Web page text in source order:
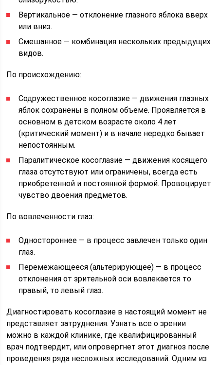
Вертикальное — отклонение глазного яблока вверх
или вниз.
Смешанное — комбинация нескольких предыдущих
видов.
По происхождению:
Содружественное косоглазие — движения глазных
яблок сохранены в полном объеме. Проявляется в
основном в детском возрасте около 4 лет
(критический момент) и в начале нередко бывает
непостоянным.
Паралитическое косоглазие — движения косящего
глаза отсутствуют или ограничены, всегда есть
приобретенной и постоянной формой. Провоцирует
чувство двоения предметов.
По вовлеченности глаз:
Одностороннее — в процесс завлечен только один
глаз.
Перемежающееся (альтерирующее) — в процесс
отклонения от зрительной оси вовлекается то
правый, то левый глаз.
Диагностировать косоглазие в настоящий момент не
представляет затруднения. Узнать все о зрении
можно в каждой клинике, где квалифицированный
врач подтвердит, или опровергнет этот диагноз после
проведения ряда несложных исследований. Одним из